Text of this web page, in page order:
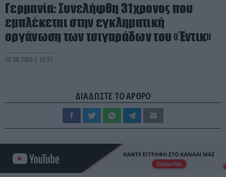
Γερμανία: Συνελήφθη 31χρονος που
εμπλέκεται στην εγκληματική
οργάνωση των τσιγαράδων του «Έντικ»
07.08.2026 | 10:51
ΔΙΑΔΩΣΤΕ ΤΟ ΑΡΘΡΟ